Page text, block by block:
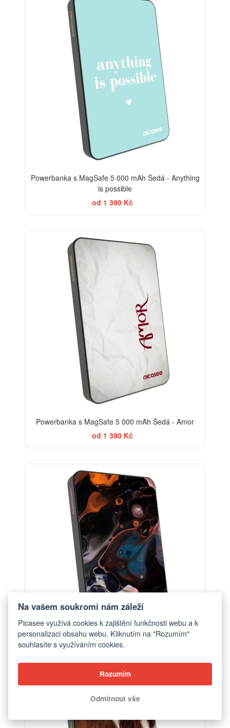
Powerbanka s MagSafe 5 000 mAh Šedá - Anything
is possible
od 1 390 Kč
Powerbanka s MagSafe 5 000 mAh Šedá - Amor
od 1 390 Kč
od 1 390 Kč
Na vašem soukromí nám záleží
Picasee využívá cookies k zajištění funkčnosti webu a k
personalizaci obsahu webu. Kliknutím na "Rozumím"
souhlasíte s využíváním cookies.
Rozumím
Odmítnout vše